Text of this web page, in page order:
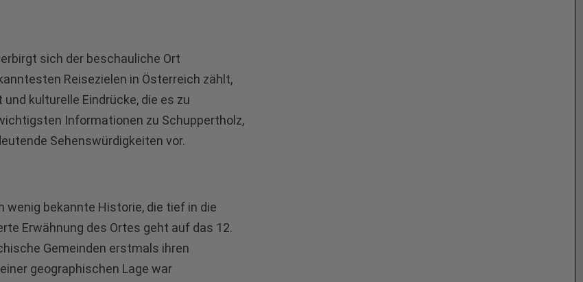
sich der beschauliche Ort
Reisezielen in Österreich zählt,
kulturelle Eindrücke, die es zu
Informationen zu Schuppertholz,
Sehenswürdigkeiten vor.
wenig bekannte Historie, die tief in die
Erwähnung des Ortes geht auf das 12.
Gemeinden erstmals ihren
geographischen Lage war